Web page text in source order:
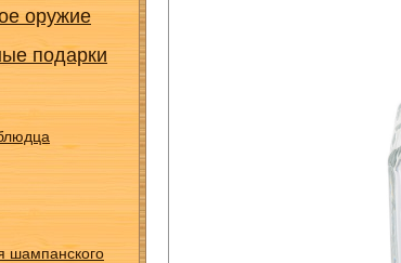
оружие
подарки
шампанского